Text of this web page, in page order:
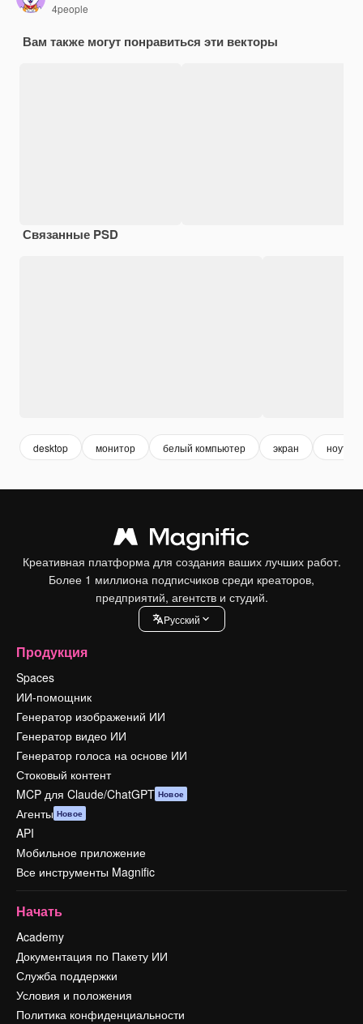
4people
Вам также могут понравиться эти векторы
Связанные PSD
desktop монитор белый компьютер экран ноутбук
Креативная платформа для создания ваших лучших работ.
Более 1 миллиона подписчиков среди креаторов,
предприятий, агентств и студий.
Pусский
Продукция
Spaces
ИИ-помощник
Генератор изображений ИИ
Генератор видео ИИ
Генератор голоса на основе ИИ
Стоковый контент
MCP для Claude/ChatGPT Новое
Агенты Новое
API
Мобильное приложение
Все инструменты Magnific
Начать
Academy
Документация по Пакету ИИ
Служба поддержки
Условия и положения
Политика конфиденциальности